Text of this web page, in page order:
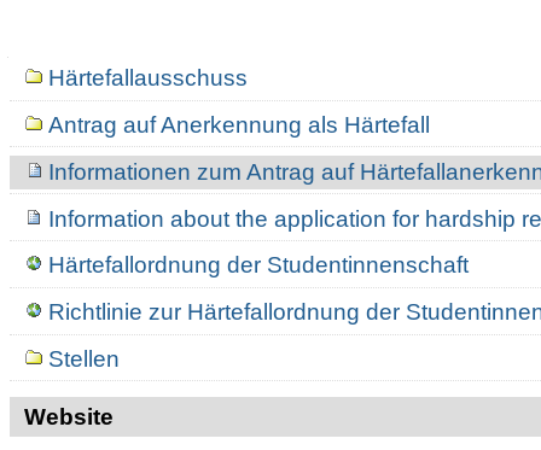
NavigationHärtefallausschuss
Antrag auf Anerkennung als Härtefall
Informationen zum Antrag auf
Information about the application for hardship
Härtefallordnung der Studentinnenschaft
Richtlinie zur Härtefallordnung der
Stellen
Website